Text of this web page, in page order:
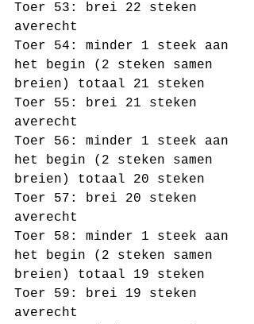
Toer 53: brei 22 steken
averecht
Toer 54: minder 1 steek aan
het begin (2 steken samen
breien) totaal 21 steken
Toer 55: brei 21 steken
averecht
Toer 56: minder 1 steek aan
het begin (2 steken samen
breien) totaal 20 steken
Toer 57: brei 20 steken
averecht
Toer 58: minder 1 steek aan
het begin (2 steken samen
breien) totaal 19 steken
Toer 59: brei 19 steken
averecht